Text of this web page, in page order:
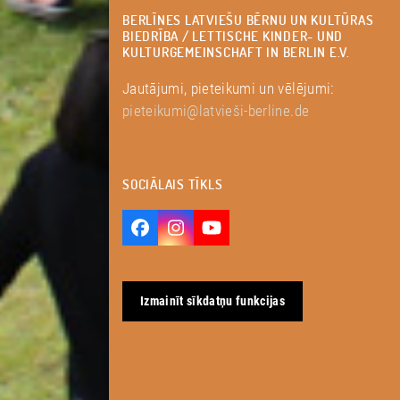
BERLĪNES LATVIEŠU BĒRNU UN KULTŪRAS
BIEDRĪBA / LETTISCHE KINDER- UND
KULTURGEMEINSCHAFT IN BERLIN E.V.
Jautājumi, pieteikumi un vēlējumi:
pieteikumi@latvieši-berline.de
SOCIĀLAIS TĪKLS
Facebook
InstagramYouTube
Izmainīt sīkdatņu funkcijas